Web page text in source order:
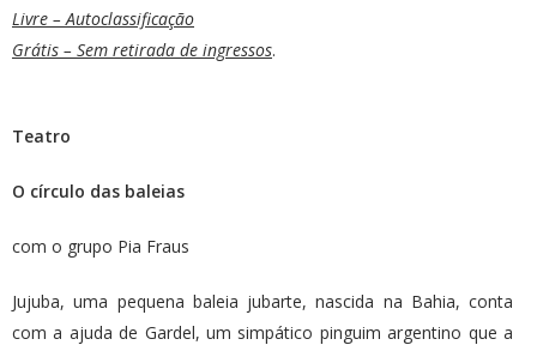
Livre – Autoclassificação
Grátis – Sem retirada de ingressos.
Teatro
O círculo das baleias
com o grupo Pia Fraus
Jujuba, uma pequena baleia jubarte, nascida na Bahia, conta
com a ajuda de Gardel, um simpático pinguim argentino que a